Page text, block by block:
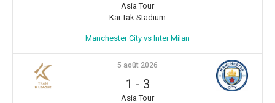
Asia Tour
Kai Tak Stadium
Manchester City vs Inter Milan
5 août 2026
1 - 3
Asia Tour